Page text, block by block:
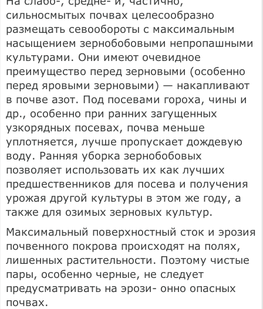
сильносмытых почвах целесообразно
размещать севообороты с максимальным
насыщением зернобобовыми непропашными
культурами. Они имеют очевидное
преимущество перед зерновыми (особенно
перед яровыми зерновыми) — накапливают
в почве азот. Под посевами гороха, чины и
др., особенно при ранних загущенных
узкорядных посевах, почва меньше
уплотняется, лучше пропускает дождевую
воду. Ранняя уборка зернобобовых
позволяет использовать их как лучших
предшественников для посева и получения
урожая другой культуры в этом же году, а
также для озимых зерновых культур.
Максимальный поверхностный сток и эрозия
почвенного покрова происходят на полях,
лишенных растительности. Поэтому чистые
пары, особенно черные, не следует
предусматривать на эрози- онно опасных
почвах.